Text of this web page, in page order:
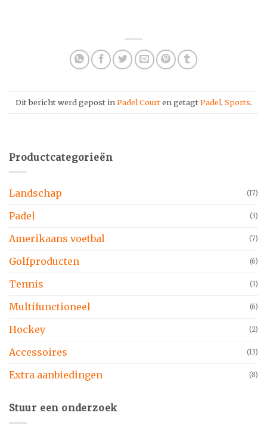
Dit bericht werd gepost inPadel Courten getagtPadel, Sports.
Productcategorieën
Landschap (17)
Padel (3)
Amerikaans voetbal (7)
Golfproducten (6)
Tennis (3)
Multifunctioneel (6)
Hockey (2)
Accessoires (13)
Extra aanbiedingen (8)
Stuur een onderzoek